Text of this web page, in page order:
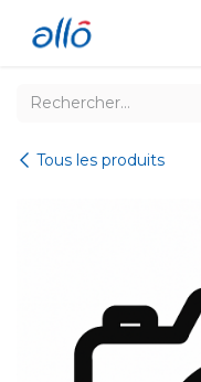
Tous les produits